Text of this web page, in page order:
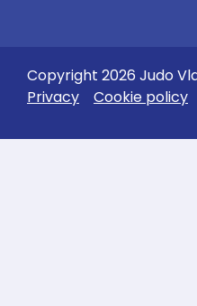
Copyright 2026 Judo
Privacy
Cookie policy